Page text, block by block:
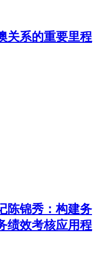
关系的重要里程
陈锦秀：构建务
绩效考核应用程